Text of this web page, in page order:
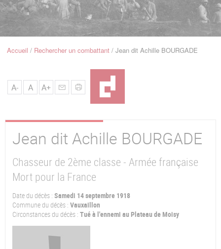
Navigation
FilAccueil Rechercher un combattant Jean dit Achille BOURGADE
A- A A+
Jean dit Achille BOURGADE
Chasseur de 2ème classe - Armée française
Mort pour la France
Date du décès : Samedi 14 septembre 1918
Commune du décès : Vauxaillon
Circonstances du décès : Tué à l'ennemi au Plateau de Moisy